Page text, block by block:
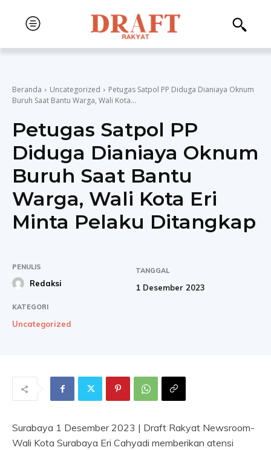
Beranda Uncategorized
Petugas Satpol PP Diduga Dianiaya Oknum
Buruh Saat Bantu Warga, Wali Kota...
Petugas Satpol PP
Diduga Dianiaya Oknum
Buruh Saat Bantu
Warga, Wali Kota Eri
Minta Pelaku Ditangkap
PENULIS
Redaksi
TANGGAL
1 Desember 2023
KATEGORI
Uncategorized
Surabaya 1 Desember 2023 | Draft Rakyat Newsroom-
Wali Kota Surabaya Eri Cahyadi memberikan atensi